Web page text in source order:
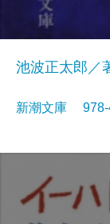
池波正太郎／
新潮文庫